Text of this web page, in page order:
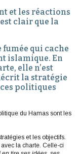
et les réactions
clair que la
fumée qui cache
islamique. En
elle n’est
la stratégie
politiques
du Hamas sont les
et les objectifs.
la charte. Celle-ci